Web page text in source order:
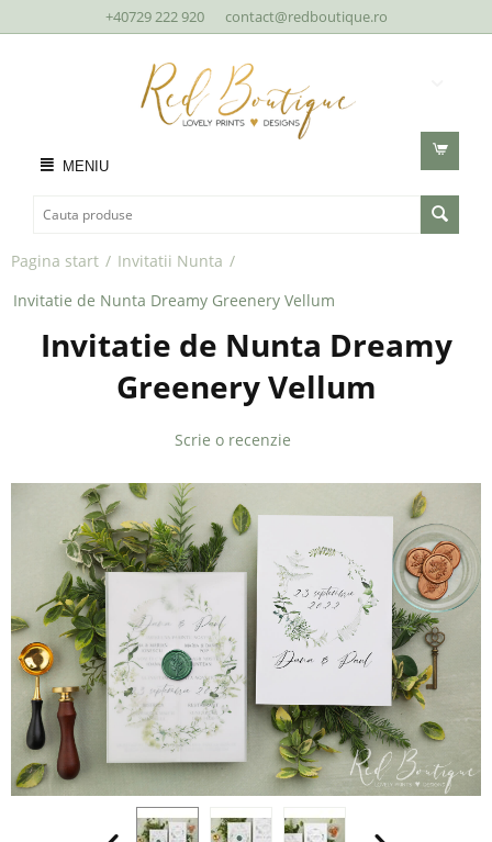
+40729 222 920 contact@redboutique.ro
MENIU
Pagina start / Invitatii Nunta /
Invitatie de Nunta Dreamy Greenery Vellum
Invitatie de Nunta Dreamy
Greenery Vellum
Scrie o recenzie